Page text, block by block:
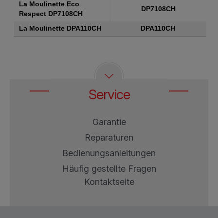
Produkte
La Moulinette Eco
Respect DP7108CH
DP7108CH
La Moulinette DPA110CH DPA110CH
Service
Garantie
Reparaturen
Bedienungsanleitungen
Häufig gestellte Fragen
Kontaktseite